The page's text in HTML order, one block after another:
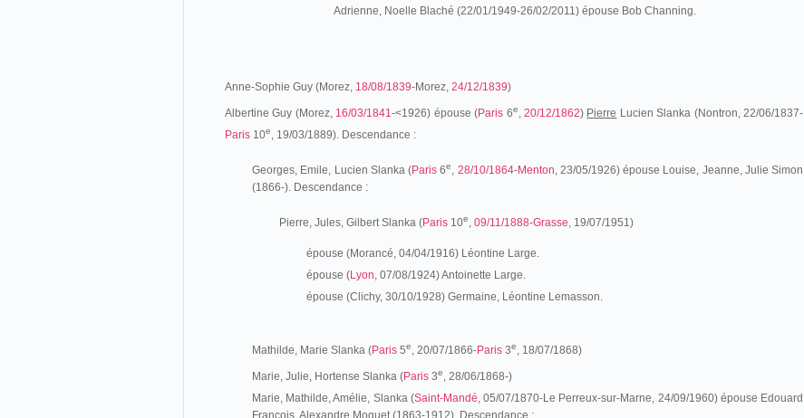
Adrienne, Noelle Blaché (22/01/1949-26/02/2011) épouse Bob Channing.
Anne-Sophie Guy (Morez, 18/08/1839-Morez, 24/12/1839)
Albertine Guy (Morez, 16/03/1841-<1926) épouse (Paris 6e, 20/12/1862) Pierre Lucien Slanka (Nontron, 22/06/1837-
Paris 10e, 19/03/1889). Descendance :
Georges, Emile, Lucien Slanka (Paris 6e, 28/10/1864-Menton, 23/05/1926) épouse Louise, Jeanne, Julie Simon
(1866-). Descendance :
Pierre, Jules, Gilbert Slanka (Paris 10e, 09/11/1888-Grasse, 19/07/1951)
épouse (Morancé, 04/04/1916) Léontine Large.
épouse (Lyon, 07/08/1924) Antoinette Large.
épouse (Clichy, 30/10/1928) Germaine, Léontine Lemasson.
Mathilde, Marie Slanka (Paris 5e, 20/07/1866-Paris 3e, 18/07/1868)
Marie, Julie, Hortense Slanka (Paris 3e, 28/06/1868-)
Marie, Mathilde, Amélie, Slanka (Saint-Mandé, 05/07/1870-Le Perreux-sur-Marne, 24/09/1960) épouse Edouard
François, Alexandre Moquet (1863-1912). Descendance :